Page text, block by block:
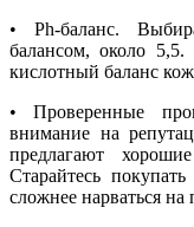
• Ph-баланс.
балансом, около 5,5.
кислотный баланс
• Проверенные
внимание на
предлагают
Старайтесь
сложнее нарваться на